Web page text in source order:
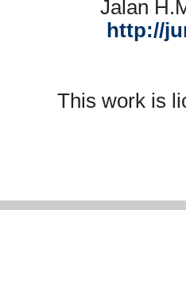
Jalan
http://
This work is